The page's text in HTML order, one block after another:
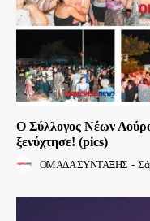
Ο Σύλλογος Νέων
ξενύχτησε! (pics)
ΟΜΑΔΑ ΣΥΝΤΑΞΗΣ -